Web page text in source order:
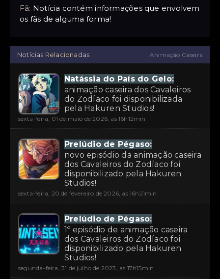
Fã: Notícia contém informações que envolvem
os fãs de alguma forma!
Notícias Relacionadas Animação Caseira
Natássia do País do Gelo:
animação caseira dos Cavaleiros
do Zodíaco foi disponibilizada
pela Hakuren Studios!
sexta-feira, 01 de maio de 2026, as 16h12min
Prelúdio de Pégaso:
novo episódio da animação caseira
dos Cavaleiros do Zodíaco foi
disponibilizado pela Hakuren
Studios!
sexta-feira, 20 de fevereiro de 2026, as 16h21min
Prelúdio de Pégaso:
1º episódio de animação caseira
dos Cavaleiros do Zodíaco foi
disponibilizado pela Hakuren
Studios!
segunda-feira, 31 de julho de 2023, as 17h15min